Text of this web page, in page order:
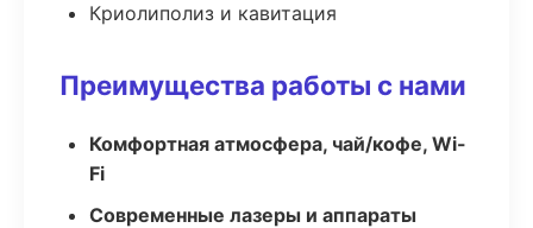
Криолиполиз и кавитация
Преимущества работы с нами
Комфортная атмосфера, чай/кофе, Wi-
Fi
Современные лазеры и аппараты